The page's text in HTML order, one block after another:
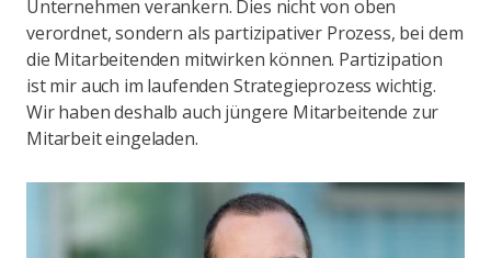
Unternehmen verankern. Dies nicht von oben
verordnet, sondern als partizipativer Prozess, bei dem
die Mitarbeitenden mitwirken können. Partizipation
ist mir auch im laufenden Strategieprozess wichtig.
Wir haben deshalb auch jüngere Mitarbeitende zur
Mitarbeit eingeladen.